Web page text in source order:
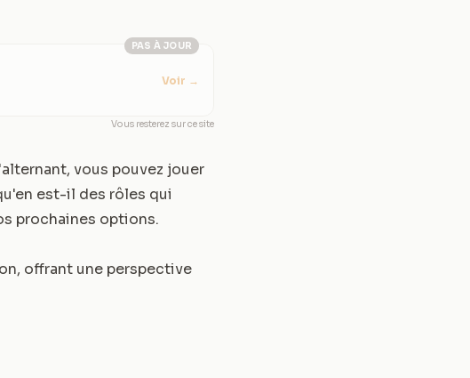
PAS À JOUR
Voir →
Vous resterez sur ce site
vous pouvez jouer
est-il des rôles qui
prochaines options.
offrant une perspective